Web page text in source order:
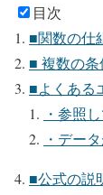
目次
■関数の仕
■ 複数の
■よくある
・参照
・デー
■公式の説